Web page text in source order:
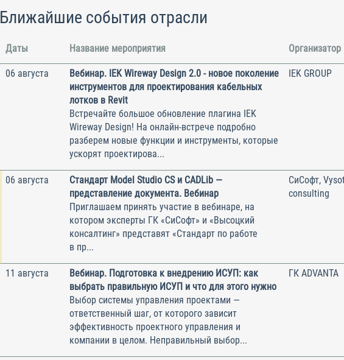
Ближайшие события отрасли
Даты Название мероприятия Организатор
06 августа
Вебинар. IEK Wireway Design 2.0 - новое поколение
инструментов для проектирования кабельных
лотков в Revit
Встречайте большое обновление плагина IEK
Wireway Design! На онлайн-встрече подробно
разберем новые функции и инструменты, которые
ускорят проектирова...
IEK GROUP
06 августа
Стандарт Model Studio CS и CADLib —
представление документа. Вебинар
Приглашаем принять участие в вебинаре, на
котором эксперты ГК «СиСофт» и «Высоцкий
консалтинг» представят «Стандарт по работе
в пр...
СиСофт,
consulting
11 августа
Вебинар. Подготовка к внедрению ИСУП: как
выбрать правильную ИСУП и что для этого нужно
Выбор системы управления проектами —
ответственный шаг, от которого зависит
эффективность проектного управления и
компании в целом. Неправильный выбор...
ГК ADVANTA